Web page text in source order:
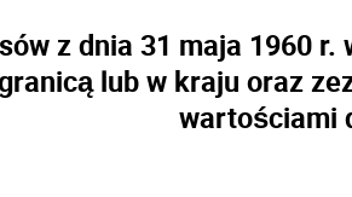
z dnia 31 maja 1960
lub w kraju oraz
wartościami